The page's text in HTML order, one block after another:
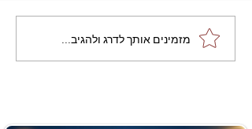
מתכון מנצח עוגת מייפל
שוקולד בחושה וקלה - זיוה
מזמינים אותך לדרג ולהגיב...